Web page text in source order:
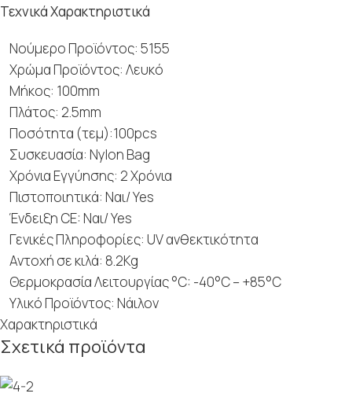
Τεχνικά Χαρακτηριστικά
Νούμερο Προϊόντος: 5155
Χρώμα Προϊόντος: Λευκό
Μήκος: 100mm
Πλάτος: 2.5mm
Ποσότητα (τεμ):100pcs
Συσκευασία: Nylon Bag
Χρόνια Εγγύησης: 2 Χρόνια
Πιστοποιητικά: Ναι/ Yes
Ένδειξη CE: Ναι/ Yes
Γενικές Πληροφορίες: UV ανθεκτικότητα
Αντοχή σε κιλά: 8.2Kg
Θερμοκρασία Λειτουργίας °C: -40°C – +85°C
Υλικό Προϊόντος: Νάιλον
Χαρακτηριστικά
Σχετικά προϊόντα